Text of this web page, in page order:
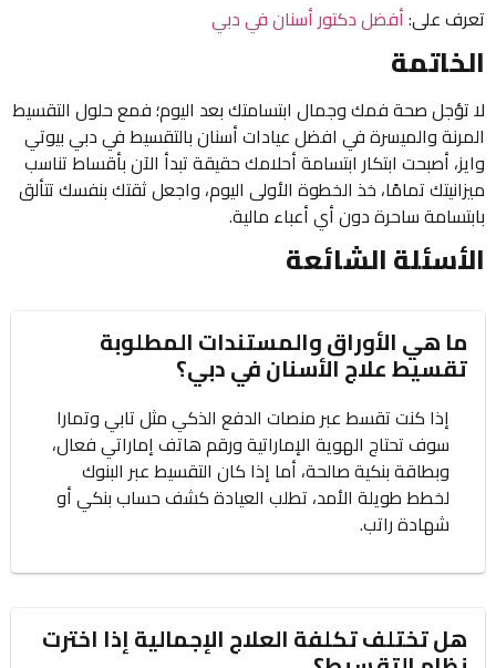
تعرف على:أفضل دكتور أسنان في دبي
الخاتمة
لا تؤجل صحة فمك وجمال ابتسامتك بعد اليوم؛ فمع حلول التقسيط
المرنة والميسرة في افضل عيادات أسنان بالتقسيط في دبي بيوتي
وايز، أصبحت ابتكار ابتسامة أحلامك حقيقة تبدأ الآن بأقساط تناسب
ميزانيتك تمامًا، خذ الخطوة الأولى اليوم، واجعل ثقتك بنفسك تتألق
بابتسامة ساحرة دون أي أعباء مالية.
الأسئلة الشائعة
ما هي الأوراق والمستندات المطلوبة
تقسيط علاج الأسنان في دبي؟
إذا كنت تقسط عبر منصات الدفع الذكي مثل تابي وتمارا
سوف تحتاج الهوية الإماراتية ورقم هاتف إماراتي فعال،
وبطاقة بنكية صالحة، أما إذا كان التقسيط عبر البنوك
لخطط طويلة الأمد، تطلب العيادة كشف حساب بنكي أو
شهادة راتب.
هل تختلف تكلفة العلاج الإجمالية إذا اخترت